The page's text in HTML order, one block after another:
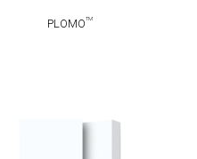
PLOMOTM